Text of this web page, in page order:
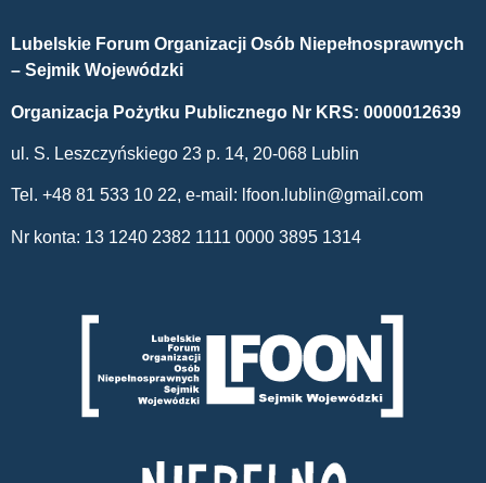
Lubelskie Forum Organizacji Osób Niepełnosprawnych
– Sejmik Wojewódzki
Organizacja Pożytku Publicznego Nr KRS: 0000012639
ul. S. Leszczyńskiego 23 p. 14, 20-068 Lublin
Tel. +48 81 533 10 22, e-mail: lfoon.lublin@gmail.com
Nr konta: 13 1240 2382 1111 0000 3895 1314